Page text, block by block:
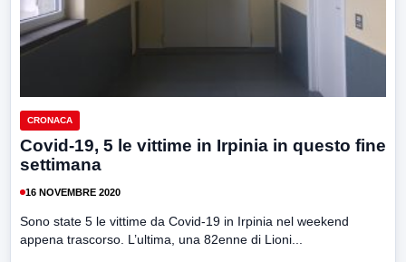
CRONACA
Covid-19, 5 le vittime in Irpinia in questo fine
settimana
16 NOVEMBRE 2020
Sono state 5 le vittime da Covid-19 in Irpinia nel weekend
appena trascorso. L’ultima, una 82enne di Lioni...